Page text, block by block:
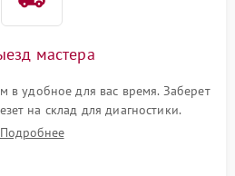
мастера
в удобное для вас время. Заберет
на склад для диагностики.
Подробнее